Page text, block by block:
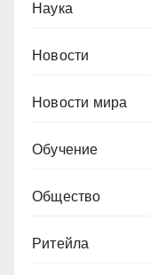
Наука
Новости
Новости мира
Обучение
Общество
Ритейла